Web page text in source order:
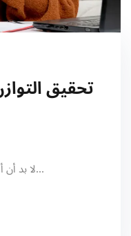
تحقيق
لا بد أن أوضح لك أن كل هذه الأفكار المغلوطة...